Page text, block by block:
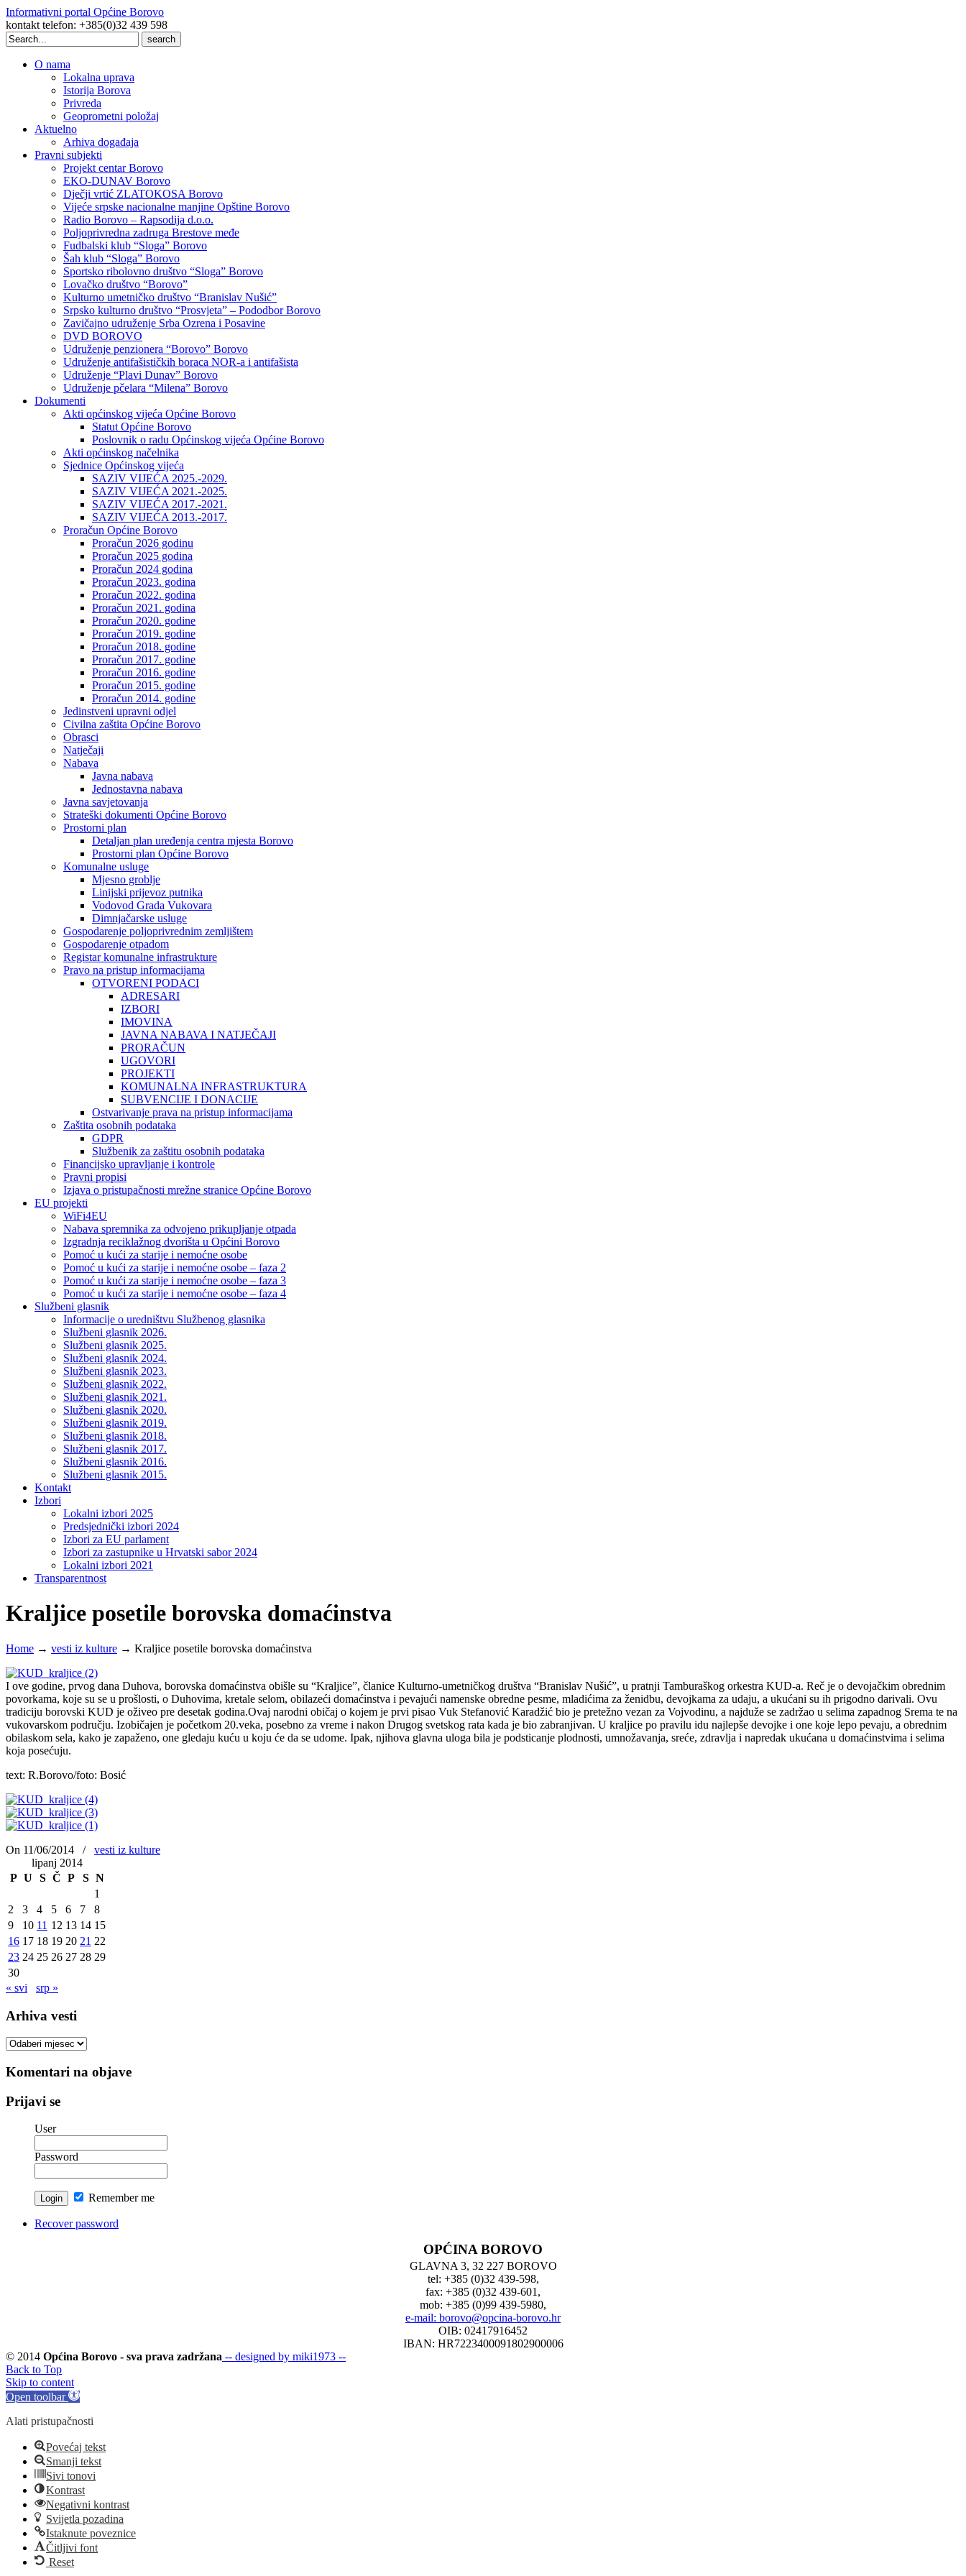
Informativni portal Općine Borovo
kontakt telefon: +385(0)32 439 598
Search
for:
O nama
Lokalna uprava
Istorija Borova
Privreda
Geoprometni položaj
Aktuelno
Arhiva događaja
Pravni subjekti
Projekt centar Borovo
EKO-DUNAV Borovo
Dječji vrtić ZLATOKOSA Borovo
Vijeće srpske nacionalne manjine Opštine Borovo
Radio Borovo – Rapsodija d.o.o.
Poljoprivredna zadruga Brestove međe
Fudbalski klub “Sloga” Borovo
Šah klub “Sloga” Borovo
Sportsko ribolovno društvo “Sloga” Borovo
Lovačko društvo “Borovo”
Kulturno umetničko društvo “Branislav Nušić”
Srpsko kulturno društvo “Prosvjeta” – Pododbor Borovo
Zavičajno udruženje Srba Ozrena i Posavine
DVD BOROVO
Udruženje penzionera “Borovo” Borovo
Udruženje antifašističkih boraca NOR-a i antifašista
Udruženje “Plavi Dunav” Borovo
Udruženje pčelara “Milena” Borovo
Dokumenti
Akti općinskog vijeća Općine Borovo
Statut Općine Borovo
Poslovnik o radu Općinskog vijeća Općine Borovo
Akti općinskog načelnika
Sjednice Općinskog vijeća
SAZIV VIJEĆA 2025.-2029.
SAZIV VIJEĆA 2021.-2025.
SAZIV VIJEĆA 2017.-2021.
SAZIV VIJEĆA 2013.-2017.
Proračun Općine Borovo
Proračun 2026 godinu
Proračun 2025 godina
Proračun 2024 godina
Proračun 2023. godina
Proračun 2022. godina
Proračun 2021. godina
Proračun 2020. godine
Proračun 2019. godine
Proračun 2018. godine
Proračun 2017. godine
Proračun 2016. godine
Proračun 2015. godine
Proračun 2014. godine
Jedinstveni upravni odjel
Civilna zaštita Općine Borovo
Obrasci
Natječaji
Nabava
Javna nabava
Jednostavna nabava
Javna savjetovanja
Strateški dokumenti Općine Borovo
Prostorni plan
Detaljan plan uređenja centra mjesta Borovo
Prostorni plan Općine Borovo
Komunalne usluge
Mjesno groblje
Linijski prijevoz putnika
Vodovod Grada Vukovara
Dimnjačarske usluge
Gospodarenje poljoprivrednim zemljištem
Gospodarenje otpadom
Registar komunalne infrastrukture
Pravo na pristup informacijama
OTVORENI PODACI
ADRESARI
IZBORI
IMOVINA
JAVNA NABAVA I NATJEČAJI
PRORAČUN
UGOVORI
PROJEKTI
KOMUNALNA INFRASTRUKTURA
SUBVENCIJE I DONACIJE
Ostvarivanje prava na pristup informacijama
Zaštita osobnih podataka
GDPR
Službenik za zaštitu osobnih podataka
Financijsko upravljanje i kontrole
Pravni propisi
Izjava o pristupačnosti mrežne stranice Općine Borovo
EU projekti
WiFi4EU
Nabava spremnika za odvojeno prikupljanje otpada
Izgradnja reciklažnog dvorišta u Općini Borovo
Pomoć u kući za starije i nemoćne osobe
Pomoć u kući za starije i nemoćne osobe – faza 2
Pomoć u kući za starije i nemoćne osobe – faza 3
Pomoć u kući za starije i nemoćne osobe – faza 4
Službeni glasnik
Informacije o uredništvu Službenog glasnika
Službeni glasnik 2026.
Službeni glasnik 2025.
Službeni glasnik 2024.
Službeni glasnik 2023.
Službeni glasnik 2022.
Službeni glasnik 2021.
Službeni glasnik 2020.
Službeni glasnik 2019.
Službeni glasnik 2018.
Službeni glasnik 2017.
Službeni glasnik 2016.
Službeni glasnik 2015.
Kontakt
Izbori
Lokalni izbori 2025
Predsjednički izbori 2024
Izbori za EU parlament
Izbori za zastupnike u Hrvatski sabor 2024
Lokalni izbori 2021
Transparentnost
Kraljice posetile borovska domaćinstva
Home → vesti iz kulture → Kraljice posetile borovska domaćinstva
I ove godine, prvog dana Duhova, borovska domaćinstva obišle su “Kraljice”, članice Kulturno-umetničkog društva “Branislav Nušić”, u pratnji Tamburaškog orkestra KUD-a. Reč je o devojačkim obrednim
povorkama, koje su se u prošlosti, o Duhovima, kretale selom, obilazeći domaćinstva i pevajući namenske obredne pesme, mladićima za ženidbu, devojkama za udaju, a ukućani su ih prigodno darivali. Ovu
tradiciju borovski KUD je oživeo pre desetak godina.Ovaj narodni običaj o kojem je prvi pisao Vuk Stefanović Karadžić bio je pretežno vezan za Vojvodinu, a najduže se zadržao u selima zapadnog Srema te na
vukovarskom području. Izobičajen je početkom 20.veka, posebno za vreme i nakon Drugog svetskog rata kada je bio zabranjivan. U kraljice po pravilu idu najlepše devojke i one koje lepo pevaju, a obrednim
obilaskom sela, kako je zapaženo, one gledaju kuću u koju će da se udome. Ipak, njihova glavna uloga bila je podsticanje plodnosti, umnožavanja, sreće, zdravlja i napredak ukućana u domaćinstvima i selima
koja posećuju.
text: R.Borovo/foto: Bosić
On 11/06/2014 /
vesti iz kulture
lipanj 2014
P U S Č P S N
1
2
3 4 5 6 7
8
9
10 11 12 13 14 15
16 17 18 19 20 21 22
23 24 25 26 27 28 29
30
« svi
srp »
Arhiva vesti
Arhiva
Komentari na objave
Prijavi se
User
Password
Remember me
Recover password
OPĆINA BOROVO
GLAVNA 3, 32 227 BOROVO
tel: +385 (0)32 439-598,
fax: +385 (0)32 439-601,
mob: +385 (0)99 439-5980,
e-mail: borovo@opcina-borovo.hr
OIB: 02417916452
IBAN: HR7223400091802900006
© 2014 Općina Borovo - sva prava zadržana -- designed by miki1973 --
Back to Top
Skip to content
Open toolbar
Alati pristupačnosti
Povećaj tekst
Smanji tekst
Sivi tonovi
Kontrast
Negativni kontrast
Svijetla pozadina
Istaknute poveznice
Čitljivi font
Reset